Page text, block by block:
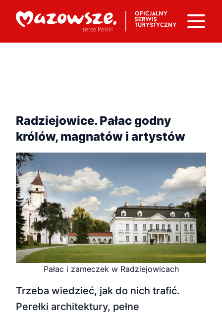
Radziejowice. Pałac godny
królów, magnatów i artystów
Pałac i zameczek w Radziejowicach
Trzeba wiedzieć, jak do nich trafić.
Perełki architektury, pełne